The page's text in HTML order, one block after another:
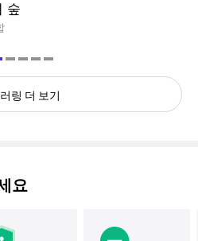
숲
2 3 4 5
링 더 보기
요